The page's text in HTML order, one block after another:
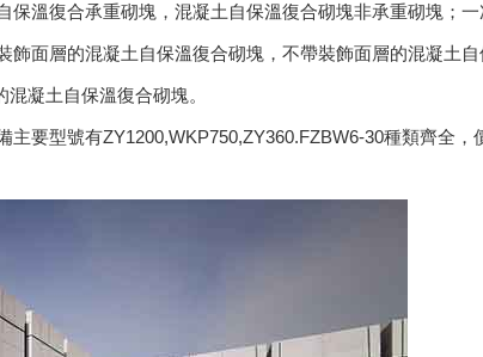
保溫復合承重砌塊，混凝土自保溫復合砌塊非承重砌塊；
飾面層的混凝土自保溫復合砌塊，不帶裝飾面層的混凝土
凝土自保溫復合砌塊。
要型號有ZY1200,WKP750,ZY360.FZBW6-30種類齊全，